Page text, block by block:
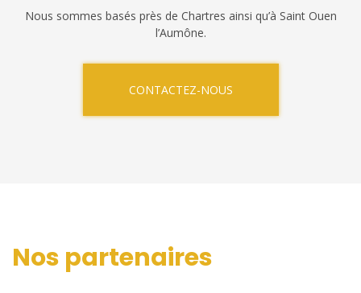
Nous sommes basés près de Chartres ainsi qu’à Saint Ouen
l’Aumône.
CONTACTEZ-NOUS
Nos partenaires